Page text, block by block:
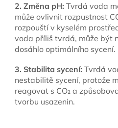
2. Změna pH: Tvrdá voda
může ovlivnit rozpustnost
rozpouští v kyselém
voda příliš tvrdá, může být
dosáhlo optimálního sycení.
3. Stabilita sycení: Tvrdá
nestabilitě sycení, protože
reagovat s CO₂ a
tvorbu usazenin.